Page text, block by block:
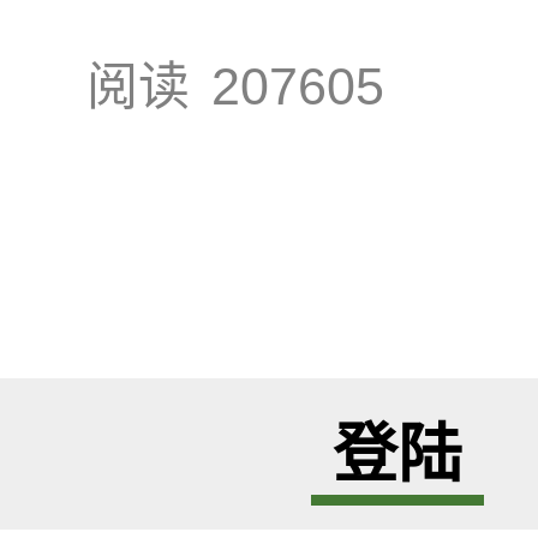
阅读 207605
登陆